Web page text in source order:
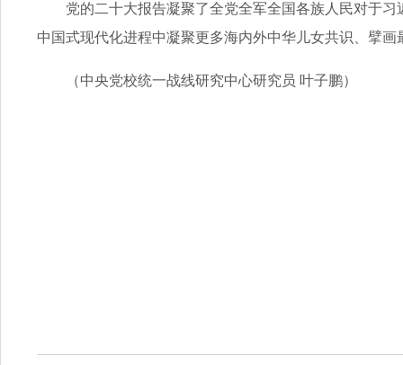
党的二十大报告凝聚了全党全军全国各族人民对于习
中国式现代化进程中凝聚更多海内外中华儿女共识、擘画
（中央党校统一战线研究中心研究员 叶子鹏）